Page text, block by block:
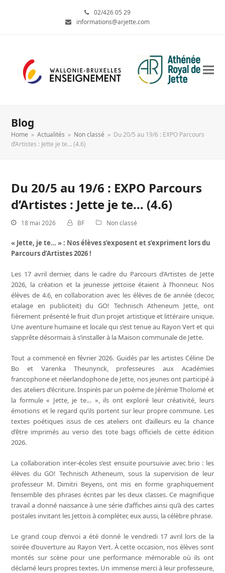
02/426 05 29
informations@arjette.com
Blog
Home » Actualités » Non classé » Du 20/5 au 19/6 : EXPO Parcours
d’Artistes : Jette je te… (4.6)
Du 20/5 au 19/6 : EXPO Parcours
d’Artistes : Jette je te… (4.6)
18 mai 2026 BF Non classé
« Jette, je te… » : Nos élèves s’exposent et s’expriment lors du
Parcours d’Artistes 2026 !
Les 17 avril dernier, dans le cadre du Parcours d’Artistes de Jette
2026, la création et la jeunesse jettoise étaient à l’honneur. Nos
élèves de 4.6, en collaboration avec les élèves de 6e année (decor,
etalage en publiciteit) du GO! Technisch Atheneum Jette, ont
fièrement présenté le fruit d’un projet artistique et littéraire unique.
Une aventure humaine et locale qui s’est tenue au Rayon Vert et qui
s’apprête désormais à s’installer à la Maison communale de Jette.
Tout a commencé en février 2026. Guidés par les artistes Céline De
Bo et Varenka Theunynck, professeures aux Académies
francophone et néerlandophone de Jette, nos jeunes ont participé à
des ateliers d’écriture. Inspirés par un poème de Jérémie Tholomé et
la formule « Jette, je te… », ils ont exploré leur créativité, leurs
émotions et le regard qu’ils portent sur leur propre commune. Les
textes poétiques issus de ces ateliers ont d’ailleurs eu la chance
d’être imprimés au verso des tote bags officiels de cette édition
2026.
La collaboration inter-écoles s’est ensuite poursuivie avec brio : les
élèves du GO! Technisch Atheneum, sous la supervision de leur
professeur M. Dimitri Beyens, ont mis en forme graphiquement
l’ensemble des phrases écrites par les deux classes. Ce magnifique
travail a donné naissance à une série d’affiches ainsi qu’à des cartes
postales invitant les Jettois à compléter, eux aussi, la célèbre phrase.
Le grand coup d’envoi a été donné le vendredi 17 avril lors de la
soirée d’ouverture au Rayon Vert. À cette occasion, nos élèves sont
montés sur scène pour une performance mémorable où ils ont
déclamé leurs propres textes. Un immense merci à leur professeure,